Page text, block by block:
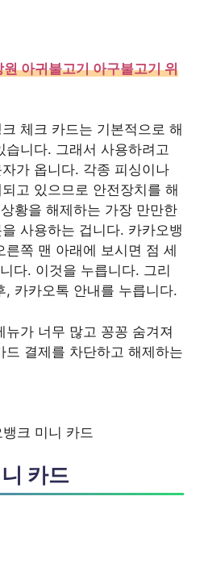
아귀불고기 아구불고기 위
체크 카드는 기본적으로 해
습니다. 그래서 사용하려고
가 옵니다. 각종 피싱이나
고 있으므로 안전장치를 해
황을 해제하는 가장 만만한
사용하는 겁니다. 카카오뱅
른쪽 맨 아래에 보시면 점 세
다. 이것을 누릅니다. 그리
, 카카오톡 안내를 누릅니다.
뉴가 너무 많고 꽁꽁 숨겨져
드 결제를 차단하고 해제하는
뱅크 미니 카드
카드